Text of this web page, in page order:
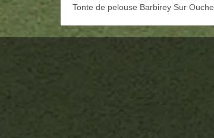
Tonte de pelouse Barbirey Sur Ouche